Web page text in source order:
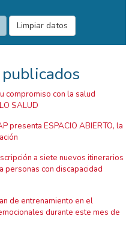
compromiso con la salud
SALUD
presenta ESPACIO ABIERTO, la
a siete nuevos itinerarios
personas con discapacidad
de entrenamiento en el
durante este mes de